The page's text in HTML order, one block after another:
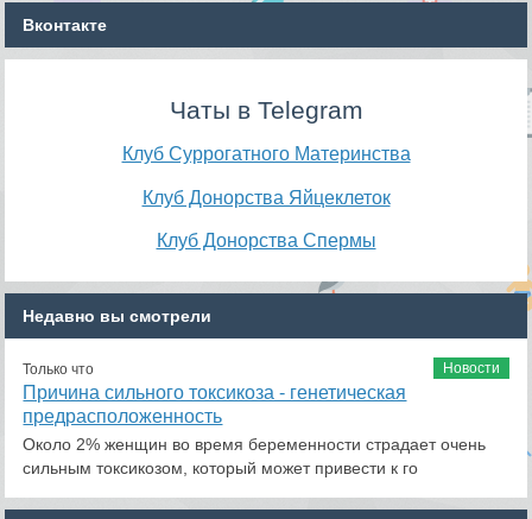
Вконтакте
Чаты в Telegram
Клуб Суррогатного Материнства
Клуб Донорства Яйцеклеток
Клуб Донорства Спермы
Недавно вы смотрели
Новости
Только что
Причина сильного токсикоза - генетическая
предрасположенность
Около 2% женщин во время беременности страдает очень
сильным токсикозом, который может привести к го